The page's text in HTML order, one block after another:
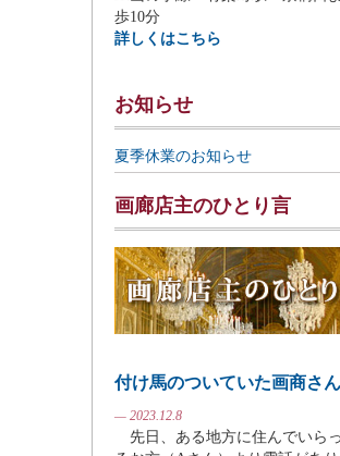
歩10分
詳しくはこちら
お知らせ
夏季休業のお知らせ
画廊店主のひとり言
付け馬のついていた画商さん
— 2023.12.8
先日、ある地方に住んでいら